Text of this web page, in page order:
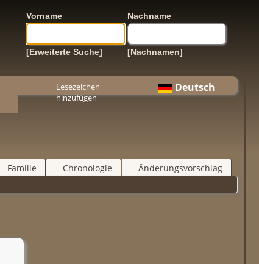
Vorname Nachname
[Erweiterte Suche] [Nachnamen]
Lesezeichen
hinzufügen
Deutsch
Familie Chronologie Änderungsvorschlag